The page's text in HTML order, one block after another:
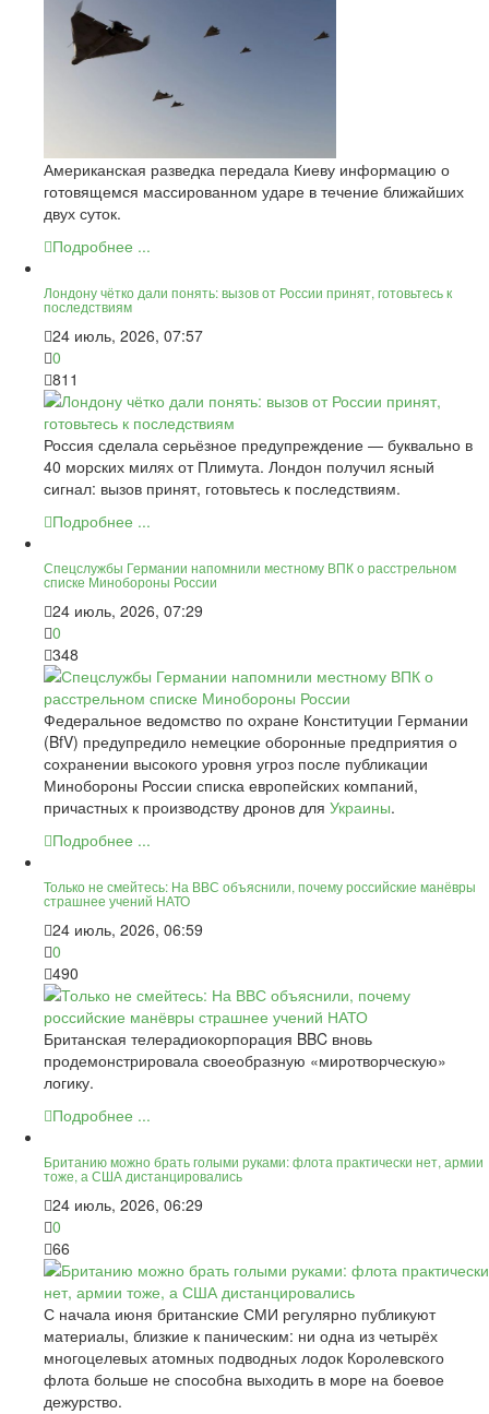
Американская разведка передала Киеву информацию о
готовящемся массированном ударе в течение ближайших
двух суток.
Подробнее ...
Лондону чётко дали понять: вызов от России принят, готовьтесь к
последствиям
24 июль, 2026, 07:57
0
811
Россия сделала серьёзное предупреждение — буквально в
40 морских милях от Плимута. Лондон получил ясный
сигнал: вызов принят, готовьтесь к последствиям.
Подробнее ...
Спецслужбы Германии напомнили местному ВПК о расстрельном
списке Минобороны России
24 июль, 2026, 07:29
0
348
Федеральное ведомство по охране Конституции Германии
(BfV) предупредило немецкие оборонные предприятия о
сохранении высокого уровня угроз после публикации
Минобороны России списка европейских компаний,
причастных к производству дронов для Украины.
Подробнее ...
Только не смейтесь: На ВВС объяснили, почему российские манёвры
страшнее учений НАТО
24 июль, 2026, 06:59
0
490
Британская телерадиокорпорация BBC вновь
продемонстрировала своеобразную «миротворческую»
логику.
Подробнее ...
Британию можно брать голыми руками: флота практически нет, армии
тоже, а США дистанцировались
24 июль, 2026, 06:29
0
66
С начала июня британские СМИ регулярно публикуют
материалы, близкие к паническим: ни одна из четырёх
многоцелевых атомных подводных лодок Королевского
флота больше не способна выходить в море на боевое
дежурство.